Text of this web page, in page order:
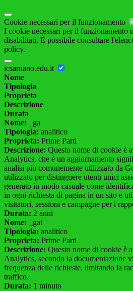
Cookie necessari per il funzionamento
I cookie necessari per il funzionamento
disabilitati. È possibile consultare
policy.
icsarnano.edu.it
Nome
Tipologia
Proprieta
Descrizione
Durata
Nome: _ga
Tipologia: analitico
Proprieta: Prime Parti
Descrizione: Questo nome di cookie è
Analytics, che è un aggiornamento
analisi più comunemente utilizzato da
utilizzato per distinguere utenti unici
generato in modo casuale come
in ogni richiesta di pagina in un sito e
visitatori, sessioni e campagne per i
Durata: 2 anni
Nome: _gat
Tipologia: analitico
Proprieta: Prime Parti
Descrizione: Questo nome di cookie è
Analytics, secondo la documentazione
frequenza delle richieste, limitando la
traffico.
Durata: 1 minuto